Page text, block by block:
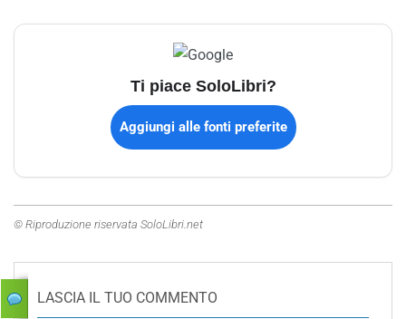
Ti piace SoloLibri?
Aggiungi alle fonti preferite
© Riproduzione riservata SoloLibri.net
LASCIA IL TUO COMMENTO